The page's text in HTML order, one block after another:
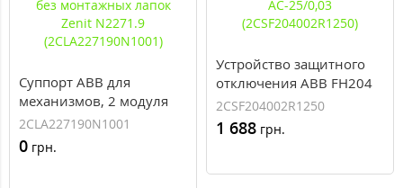
Суппорт ABB для
механизмов, 2 модуля
без монтажных лапок
Zenit N2271.9
(2CLA227190N1001)
2CLA227190N1001
0 грн.
Устройство защитного
отключения ABB FH204
AC-25/0,03
(2CSF204002R1250)
2CSF204002R1250
1 688 грн.